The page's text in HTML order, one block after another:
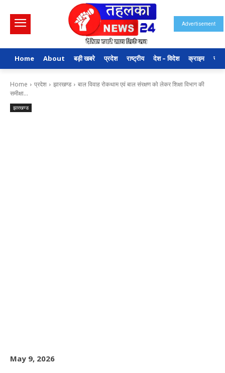
Advertisement
Home About बड़ी खबरे प्रदेश राष्ट्रीय देश – विदेश क्राइम
Home प्रदेश झारखण्ड
बाल विवाह रोकथाम एवं बाल संरक्षण को लेकर शिक्षा विभाग की
समीक्षा...
झारखण्ड
May 9, 2026